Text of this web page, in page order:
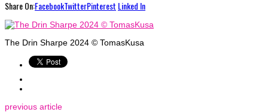
Share On:FacebookTwitterPinterest Linked In
The Drin Sharpe 2024 © TomasKusa
previous article